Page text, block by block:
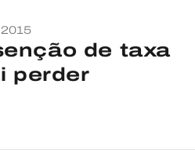
de taxa
perder